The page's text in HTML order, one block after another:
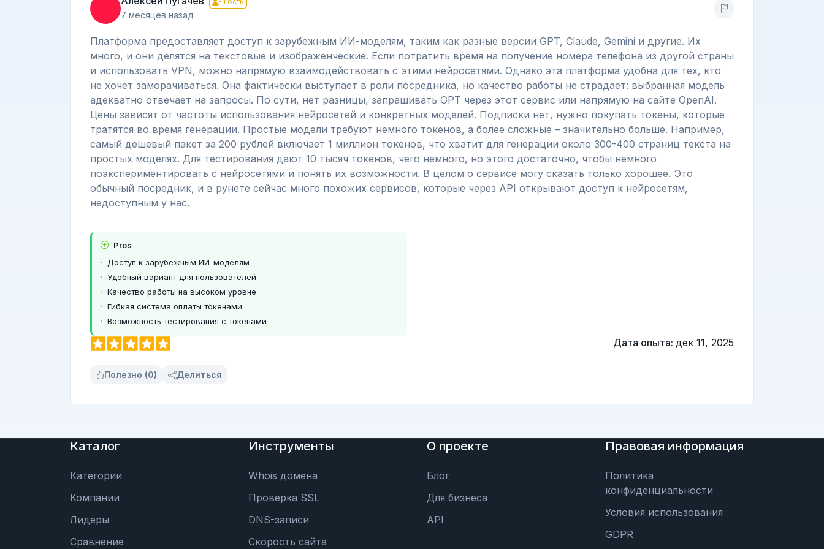
7 месяцев назад
Платформа предоставляет доступ к зарубежным ИИ-моделям, таким как разные версии GPT, Claude, Gemini и другие. Их
много, и они делятся на текстовые и изображенческие. Если потратить время на получение номера телефона из другой страны
и использовать VPN, можно напрямую взаимодействовать с этими нейросетями. Однако эта платформа удобна для тех, кто
не хочет заморачиваться. Она фактически выступает в роли посредника, но качество работы не страдает: выбранная модель
адекватно отвечает на запросы. По сути, нет разницы, запрашивать GPT через этот сервис или напрямую на сайте OpenAI.
Цены зависят от частоты использования нейросетей и конкретных моделей. Подписки нет, нужно покупать токены, которые
тратятся во время генерации. Простые модели требуют немного токенов, а более сложные – значительно больше. Например,
самый дешевый пакет за 200 рублей включает 1 миллион токенов, что хватит для генерации около 300-400 страниц текста на
простых моделях. Для тестирования дают 10 тысяч токенов, чего немного, но этого достаточно, чтобы немного
поэкспериментировать с нейросетями и понять их возможности. В целом о сервисе могу сказать только хорошее. Это
обычный посредник, и в рунете сейчас много похожих сервисов, которые через API открывают доступ к нейросетям,
недоступным у нас.
Pros
Доступ к зарубежным ИИ-моделям
Удобный вариант для пользователей
Качество работы на высоком уровне
Гибкая система оплаты токенами
Возможность тестирования с токенами
Дата опыта: дек 11, 2025
Полезно (0) Делиться
Каталог
Категории
Компании
Лидеры
Сравнение
Инструменты
Whois домена
Проверка SSL
DNS-записи
Скорость сайта
О проекте
Блог
Для бизнеса
API
Правовая информация
Политика
конфиденциальности
Условия использования
GDPR